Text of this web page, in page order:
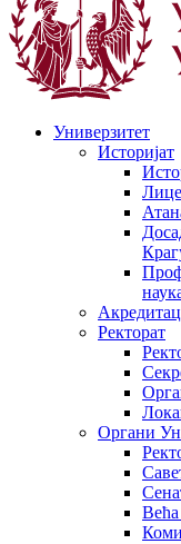
Универзитет
Историјат
Ректорат
Органи
Већа